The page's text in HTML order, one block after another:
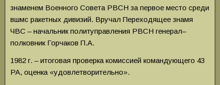
знаменем Военного Совета РВСН за первое место среди
вшмс ракетных дивизий. Вручал Переходящее знамя
ЧВС – начальник политуправления РВСН генерал–
полковник Горчаков П.А.
1982 г. – итоговая проверка комиссией командующего 43
РА, оценка «удовлетворительно».